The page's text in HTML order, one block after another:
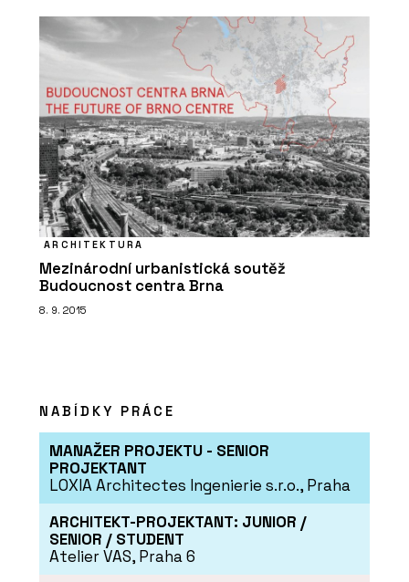
ARCHITEKTURA
Mezinárodní urbanistická soutěž
Budoucnost centra Brna
8. 9. 2015
NABÍDKY PRÁCE
MANAŽER PROJEKTU - SENIOR
PROJEKTANT
LOXIA Architectes Ingenierie s.r.o., Praha
ARCHITEKT-PROJEKTANT: JUNIOR /
SENIOR / STUDENT
Atelier VAS, Praha 6